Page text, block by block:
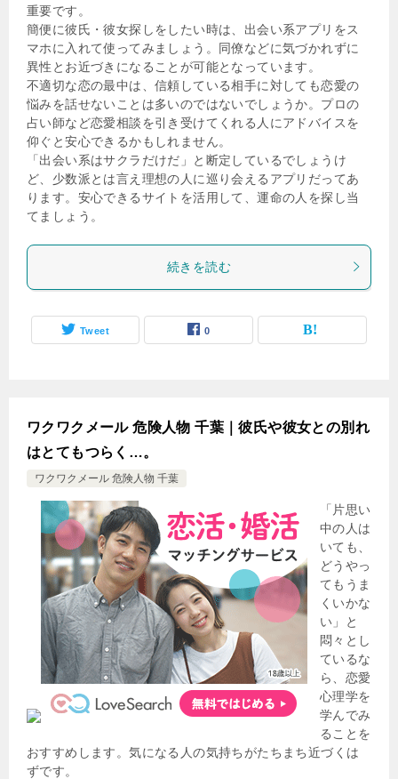
重要です。
簡便に彼氏・彼女探しをしたい時は、出会い系アプリをス
マホに入れて使ってみましょう。同僚などに気づかれずに
異性とお近づきになることが可能となっています。
不適切な恋の最中は、信頼している相手に対しても恋愛の
悩みを話せないことは多いのではないでしょうか。プロの
占い師など恋愛相談を引き受けてくれる人にアドバイスを
仰ぐと安心できるかもしれません。
「出会い系はサクラだけだ」と断定しているでしょうけ
ど、少数派とは言え理想の人に巡り会えるアプリだってあ
ります。安心できるサイトを活用して、運命の人を探し当
てましょう。
続きを読む
Tweet 0
ワクワクメール 危険人物 千葉｜彼氏や彼女との別れ
はとてもつらく…。
ワクワクメール 危険人物 千葉
「片思い
中の人は
いても、
どうやっ
てもうま
くいかな
い」と
悶々とし
ているな
ら、恋愛
心理学を
学んでみ
ることを
おすすめします。気になる人の気持ちがたちまち近づくは
ずです。